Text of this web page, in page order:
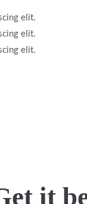
elit.
elit.
elit.
it